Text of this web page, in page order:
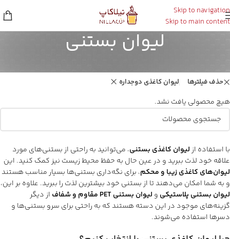
Skip to navigation
Skip to main content
لیوان بستنی
حذف فیلترها لیوان کاغذی دوجداره
هیچ محصولی یافت نشد.
با استفاده از لیوان کاغذی بستنی، می‌توانید به راحتی از بستنی‌های مورد
علاقه خود لذت ببرید و در عین حال به حفظ محیط زیست نیز کمک کنید. این
لیوان‌های کاغذی زیبا و محکم، برای نگه‌داری بستنی‌ها بسیار مناسب هستند
و به شما امکان می‌دهند تا از بستنی خود بیشترین لذت را ببرید. علاوه بر این،
لیوان بستنی پلاستیکی و لیوان بستنی PET مقاوم و شفاف
از دیگر
گزینه‌های موجود در این دسته هستند که به راحتی برای سرو بستنی‌ها و
دسرها استفاده می‌شوند.